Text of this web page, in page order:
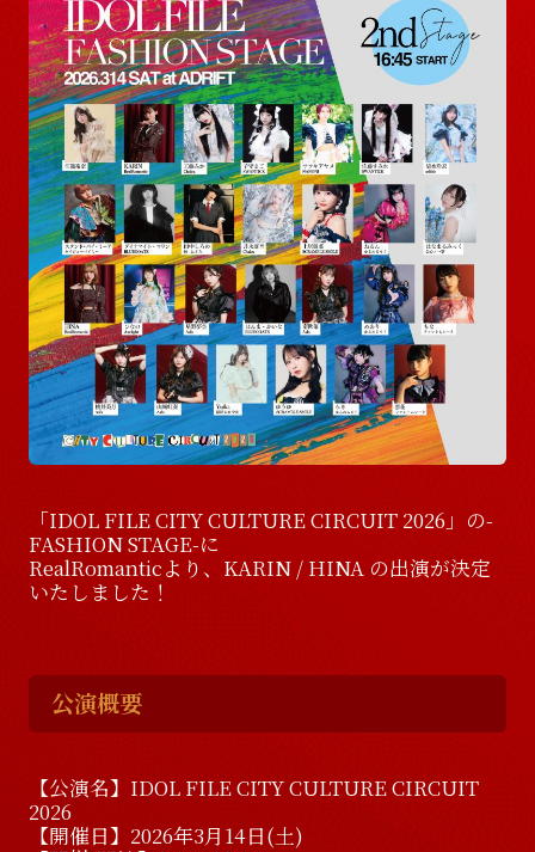
Discogra phy
Video
Video
Goods
Goods
「IDOL FILE CITY CULTURE CIRCUIT 2026」の-
FASHION STAGE-に
RealRomanticより、KARIN / HINA の出演が決定
いたしました！
公演概要
【公演名】IDOL FILE CITY CULTURE CIRCUIT
2026
【開催日】2026年3月14日(土)